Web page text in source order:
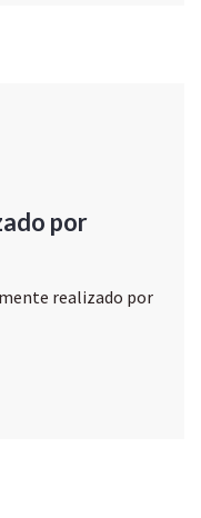
por
realizado por